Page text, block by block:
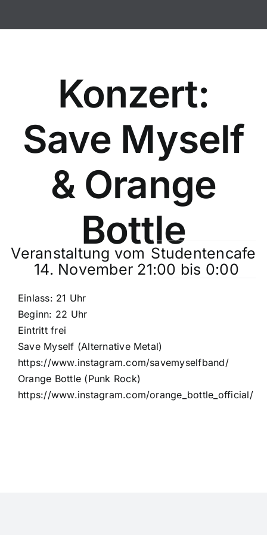
Konzert:
Save Myself
& Orange
Bottle
Veranstaltung vom Studentencafe
14. November 21:00 bis 0:00
Einlass: 21 Uhr
Beginn: 22 Uhr
Eintritt frei
Save Myself (Alternative Metal)
https://www.instagram.com/savemyselfband/
Orange Bottle (Punk Rock)
https://www.instagram.com/orange_bottle_official/